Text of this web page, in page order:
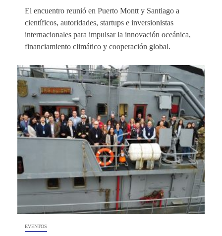
El encuentro reunió en Puerto Montt y Santiago a
científicos, autoridades, startups e inversionistas
internacionales para impulsar la innovación oceánica,
financiamiento climático y cooperación global.
EVENTOS